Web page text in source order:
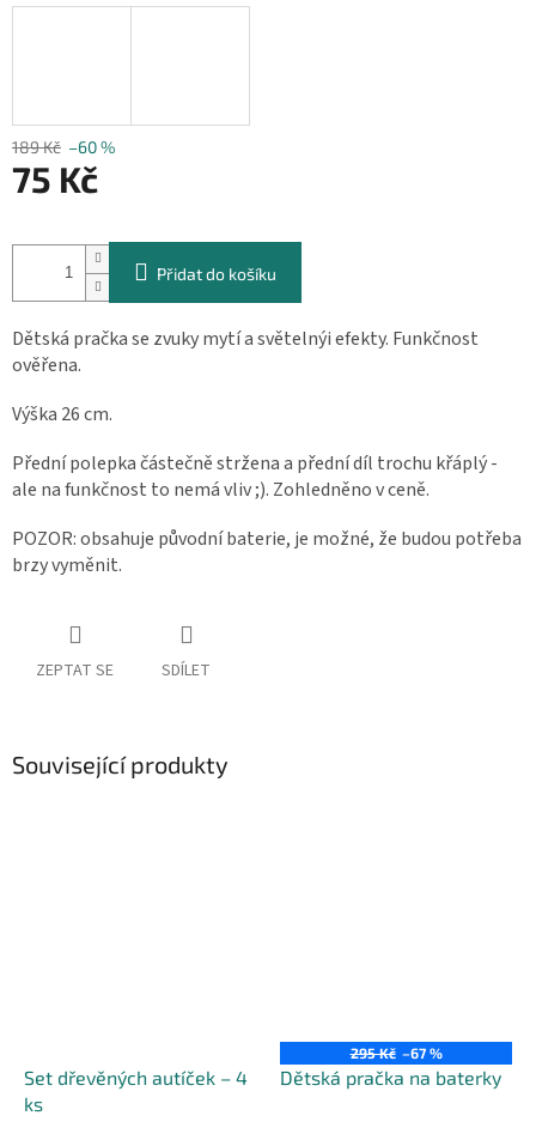
189 Kč –60 %
75 Kč
cena:
Přidat do košíku
Dětská pračka se zvuky mytí a světelnýi efekty. Funkčnost
ověřena.
Výška 26 cm.
Přední polepka částečně stržena a přední díl trochu křáplý -
ale na funkčnost to nemá vliv ;). Zohledněno v ceně.
POZOR: obsahuje původní baterie, je možné, že budou potřeba
brzy vyměnit.
ZEPTAT SE SDÍLET
Související produkty
Set dřevěných autíček – 4
ks
295 Kč –67 %
Dětská pračka na baterky